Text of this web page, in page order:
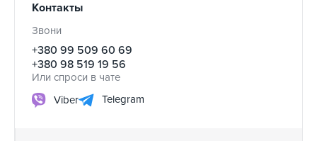
Контакты
Звони
+380 99 509 60 69
+380 98 519 19 56
Или спроси в чате
Viber
Telegram